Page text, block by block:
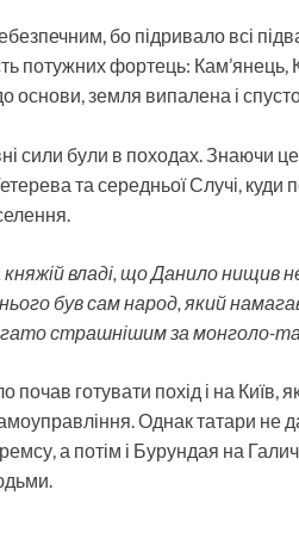
бо підривало всі
потужних фортець: Кам’янець,
земля випалена і
сили були в походах. Знаючи
та середньої Случі, куди
владі, що Данило нищив
нього був сам народ, який
страшнішим за монголо-
готувати похід і на Київ,
Однак татари не
а потім і Бурундая на